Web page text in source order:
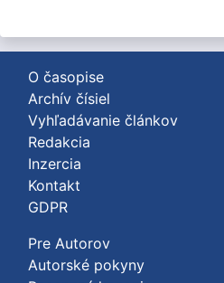
O časopise
Archív čísiel
Vyhľadávanie článkov
Redakcia
Inzercia
Kontakt
GDPR
Pre Autorov
Autorské pokyny